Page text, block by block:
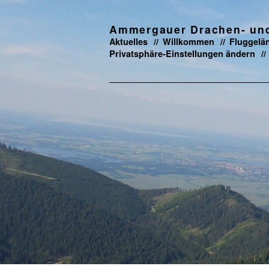
Ammergauer Drachen-
Aktuelles Willkommen
Privatsphäre-Einstellungen ändern